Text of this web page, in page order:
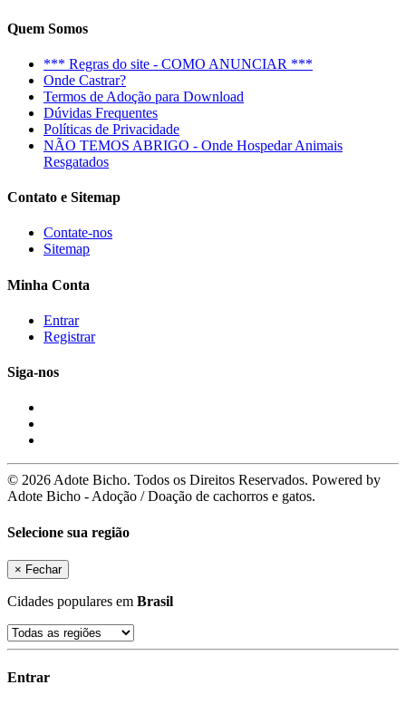
Quem Somos
*** Regras do site - COMO ANUNCIAR ***
Onde Castrar?
Termos de Adoção para Download
Dúvidas Frequentes
Políticas de Privacidade
NÃO TEMOS ABRIGO - Onde Hospedar Animais
Resgatados
Contato e Sitemap
Contate-nos
Sitemap
Minha Conta
Entrar
Registrar
Siga-nos
© 2026 Adote Bicho. Todos os Direitos Reservados. Powered by
Adote Bicho - Adoção / Doação de cachorros e gatos.
Selecione sua região
× Fechar
Cidades populares em Brasil
Entrar